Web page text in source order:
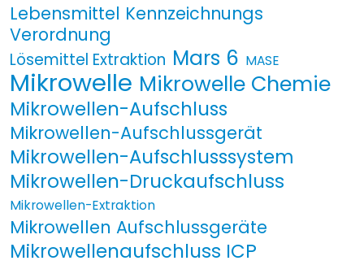
Lebensmittel Kennzeichnungs
Verordnung
Lösemittel Extraktion Mars 6 MASE
Mikrowelle Mikrowelle Chemie
Mikrowellen-Aufschluss
Mikrowellen-Aufschlussgerät
Mikrowellen-Aufschlusssystem
Mikrowellen-Druckaufschluss
Mikrowellen-Extraktion
Mikrowellen Aufschlussgeräte
Mikrowellenaufschluss ICP